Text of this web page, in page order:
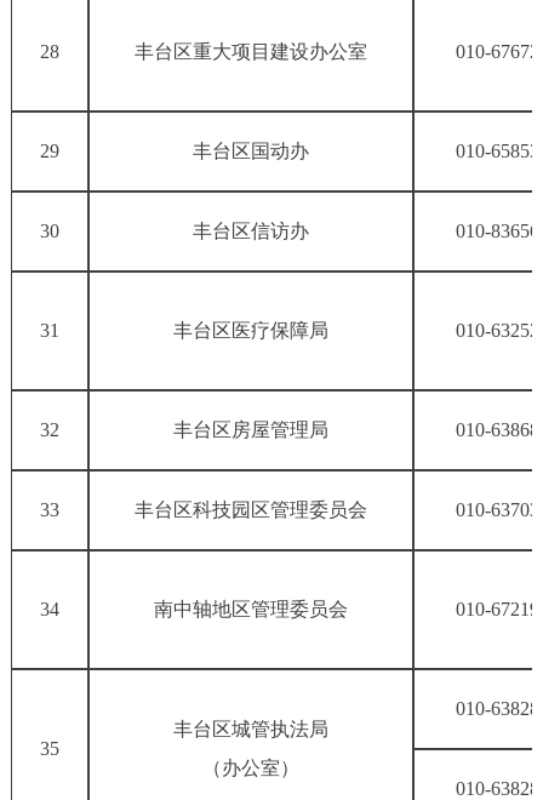
28 丰台区重大项目建设办公室 010-
29 丰台区国动办 010-
30 丰台区信访办 010-
31 丰台区医疗保障局 010-
32 丰台区房屋管理局 010-
33 丰台区科技园区管理委员会 010-
34 南中轴地区管理委员会 010-
35
丰台区城管执法局
（办公室）
010-
010-